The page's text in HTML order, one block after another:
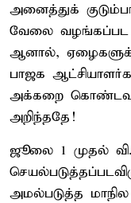
அனைத்துக்
வேலை வழங்கப்பட
ஆனால்,
பாஜக
அக்கறை
அறிந்ததே!
ஜூலை 1 முதல்
அமல்படுத்த